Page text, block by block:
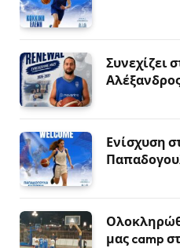
Συνεχίζει
Ενίσχυση
μας camp